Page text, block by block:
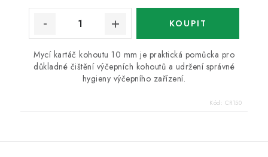
Mycí kartáč kohoutu 10 mm je praktická pomůcka pro
důkladné čištění výčepních kohoutů a udržení správné
hygieny výčepního zařízení.
Kód: CR150